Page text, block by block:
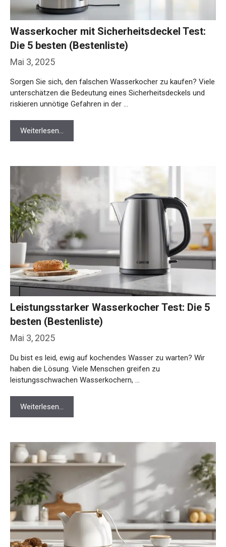
Mai 3, 2025
Wasserkocher mit Sicherheitsdeckel Test:
Die 5 besten (Bestenliste)
Sorgen Sie sich, den falschen Wasserkocher zu kaufen? Viele
unterschätzen die Bedeutung eines Sicherheitsdeckels und
riskieren unnötige Gefahren in der …
Weiterlesen…
Mai 3, 2025
Leistungsstarker Wasserkocher Test: Die 5
besten (Bestenliste)
Du bist es leid, ewig auf kochendes Wasser zu warten? Wir
haben die Lösung. Viele Menschen greifen zu
leistungsschwachen Wasserkochern, …
Weiterlesen…